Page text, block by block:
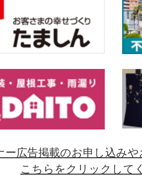
ー広告掲載のお申し込み
こちらをクリックして